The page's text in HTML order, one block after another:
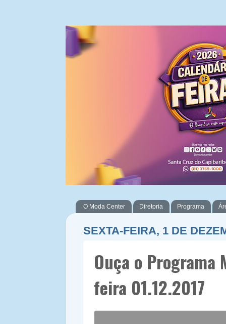
O Moda Center Diretoria Programa
SEXTA-FEIRA, 1 DE
Ouça o Programa
feira 01.12.2017